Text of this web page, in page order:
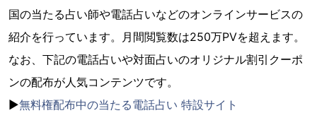
国の当たる占い師や電話占いなどのオンラインサービスの
紹介を行っています。月間閲覧数は250万PVを超えます。
なお、下記の電話占いや対面占いのオリジナル割引クーポ
ンの配布が人気コンテンツです。
▶︎無料権配布中の当たる電話占い 特設サイト